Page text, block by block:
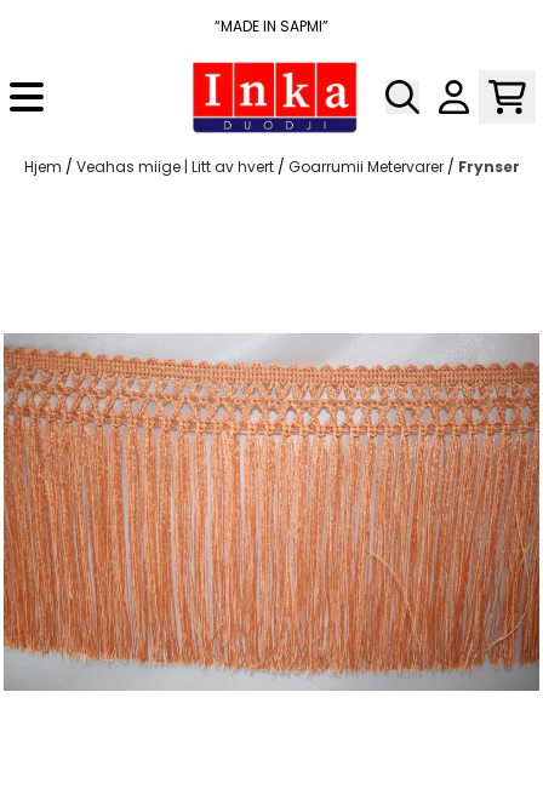
“MADE IN SAPMI”
Hjem / Veahas miige | Litt av hvert / Goarrumii Metervarer / Frynser